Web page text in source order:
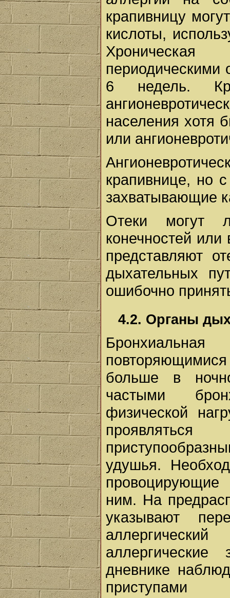
крапивницу
кислоты,
Хроническая
периодическими
6 недель.
населения хотя
или
крапивнице, но
захватывающие
Отеки могут
конечностей
представляют
дыхательных
ошибочно
4.2. Органы
больше в
частыми
физической
удушья.
ним. На
указывают
дневнике